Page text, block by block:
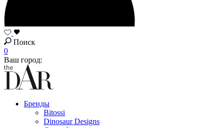
Поиск
0
Ваш город:
Бренды
Bitossi
Dinosaur Designs